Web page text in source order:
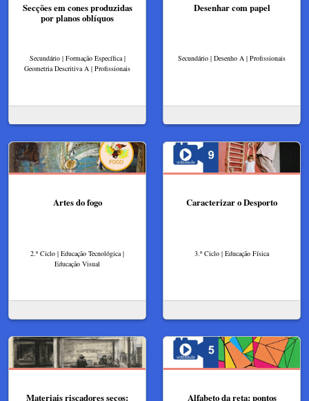
Secções em cones produzidas
por planos oblíquos
Secundário | Formação Específica |
Geometria Descritiva A | Profissionais
Desenhar com papel
Secundário | Desenho A | Profissionais
Artes do fogo
2.º Ciclo | Educação Tecnológica |
Educação Visual
Caracterizar o Desporto
3.º Ciclo | Educação Física
Materiais riscadores secos:
Alfabeto da reta: pontos